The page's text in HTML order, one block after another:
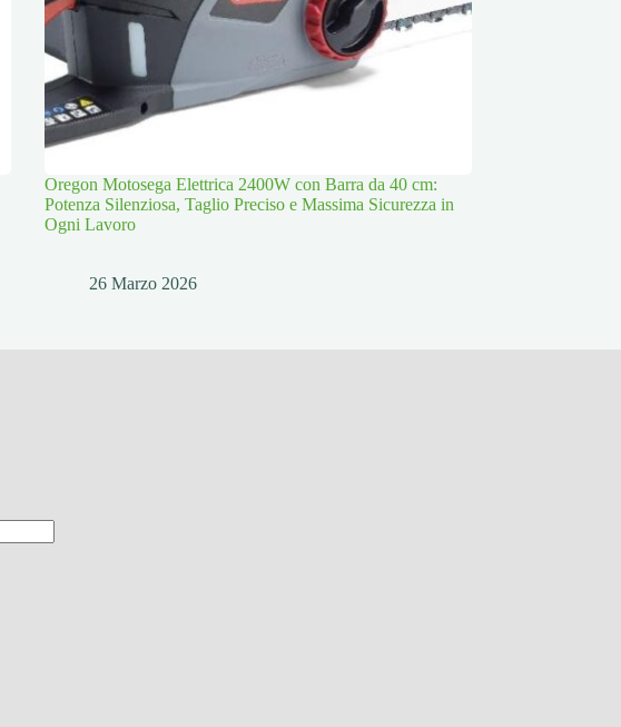
Oregon Motosega Elettrica 2400W con Barra da 40 cm:
Potenza Silenziosa, Taglio Preciso e Massima Sicurezza in
Ogni Lavoro
26 Marzo 2026